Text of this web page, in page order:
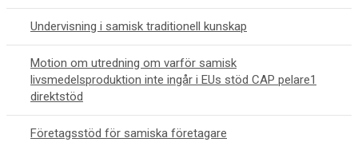
Undervisning i samisk traditionell kunskap
Motion om utredning om varför samisk
livsmedelsproduktion inte ingår i EUs stöd CAP pelare1
direktstöd
Företagsstöd för samiska företagare